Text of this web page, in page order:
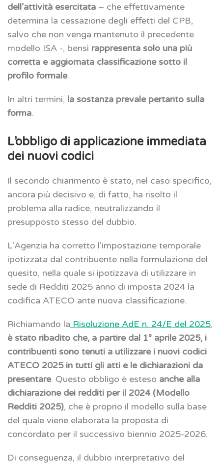
dell’attività esercitata – che effettivamente
determina la cessazione degli effetti del CPB,
salvo che non venga mantenuto il precedente
modello ISA -, bensì rappresenta solo una più
corretta e aggiornata classificazione sotto il
profilo formale.
In altri termini, la sostanza prevale pertanto sulla
forma.
L’obbligo di applicazione immediata
dei nuovi codici
Il secondo chiarimento è stato, nel caso specifico,
ancora più decisivo e, di fatto, ha risolto il
problema alla radice, neutralizzando il
presupposto stesso del dubbio.
L’Agenzia ha corretto l’impostazione temporale
ipotizzata dal contribuente nella formulazione del
quesito, nella quale si ipotizzava di utilizzare in
sede di Redditi 2025 anno di imposta 2024 la
codifica ATECO ante nuova classificazione.
Richiamando la Risoluzione AdE n. 24/E del 2025,
è stato ribadito che, a partire dal 1° aprile 2025, i
contribuenti sono tenuti a utilizzare i nuovi codici
ATECO 2025 in tutti gli atti e le dichiarazioni da
presentare. Questo obbligo è esteso anche alla
dichiarazione dei redditi per il 2024 (Modello
Redditi 2025), che è proprio il modello sulla base
del quale viene elaborata la proposta di
concordato per il successivo biennio 2025-2026.
Di conseguenza, il dubbio interpretativo del